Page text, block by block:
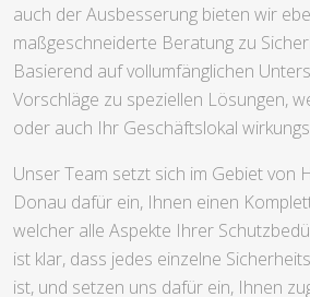
auch der Ausbesserung bieten wir
maßgeschneiderte Beratung zu
Basierend auf vollumfänglichen
Vorschläge zu speziellen Lösungen,
oder auch Ihr Geschäftslokal
Unser Team setzt sich im Gebiet von
Donau dafür ein, Ihnen einen
welcher alle Aspekte Ihrer
ist klar, dass jedes einzelne
ist, und setzen uns dafür ein, Ihnen